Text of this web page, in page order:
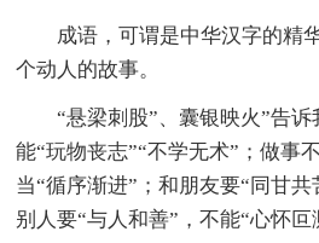
成语，可谓是中华汉字的精
个动人的故事。
“悬梁刺股”、囊银映火”告
能“玩物丧志”“不学无术”；做事
当“循序渐进”；和朋友要“同甘
别人要“与人和善”，不能“心怀叵